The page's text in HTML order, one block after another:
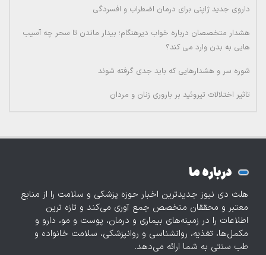
داروی جدید ژاپنی برای درمان اضطراب و افسردگی
هشدار متخصصان درباره خواب دیرهنگام؛ بیدار ماندن تا سحر چه آسیب
هایی به بدن وارد می کند؟
شوره سر و هشدارهایی که باید جدی گرفته شوند
تاثیر اختلالات تیروئید بر باروری زنان و مردان
درباره ما
هلث دی نیوز جدیدترین اخبار حوزه پزشکی و سلامت را از منابع
معتبر و محققان متخصص جمع آوری می‌کند و تازه‌ ترین
اطلاعات را در زمینه‌های بیماری و درمان، پوست و مو، دارو و
مکمل‌ها، تغذیه، روانشناسی و روانپزشکی، سلامت خانواده و
طب سنتی به شما ارائه می‌دهد.